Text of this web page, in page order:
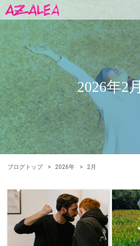
2026年2月
ブログトップ 2026年 2月